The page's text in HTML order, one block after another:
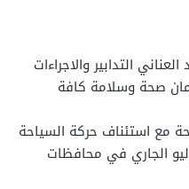
التدابير والاجراءات
صحة وسلامة كافة
مع استئناف حركة السياحة
الجاري في محافظات